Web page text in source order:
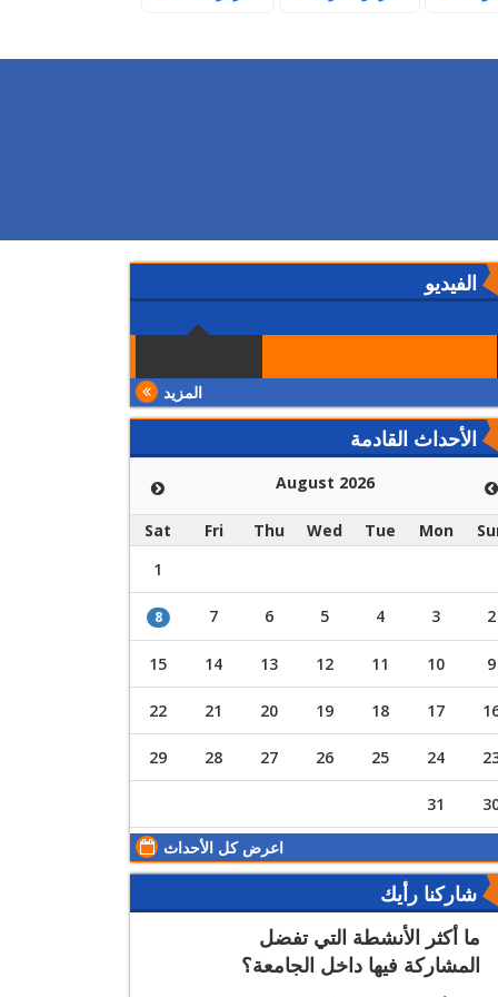
الفيديو
المزيد
الأحداث القادمة
August 2026
Mon
Tue
Wed
Thu
Fri
Sat
1
2
3
4
5
6
7
8
9
10
11
12
13
14
15
17
18
19
20
21
22
24
25
26
27
28
29
31
اعرض كل الأحداث
شاركنا رأيك
ما أكثر الأنشطة التي تفضل
المشاركة فيها داخل الجامعة؟